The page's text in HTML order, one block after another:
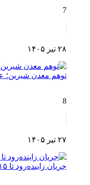
7
۲۸ تیر ۱۴۰۵
توهم معدن شیرین؛
8
۲۷ تیر ۱۴۰۵
جریان زاینده‌رود تا ۱۵ شهریور ادامه دارد؛ آب بسته نمی‌شود